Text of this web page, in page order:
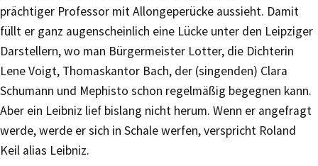
prächtiger Professor mit Allongeperücke aussieht. Damit
füllt er ganz augenscheinlich eine Lücke unter den Leipziger
Darstellern, wo man Bürgermeister Lotter, die Dichterin
Lene Voigt, Thomaskantor Bach, der (singenden) Clara
Schumann und Mephisto schon regelmäßig begegnen kann.
Aber ein Leibniz lief bislang nicht herum. Wenn er angefragt
werde, werde er sich in Schale werfen, verspricht Roland
Keil alias Leibniz.